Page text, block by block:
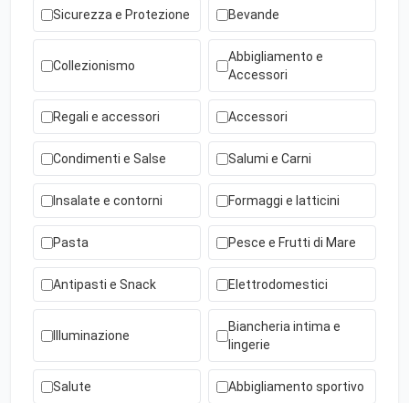
Sicurezza e Protezione Bevande
Collezionismo
Abbigliamento e
Accessori
Regali e accessori Accessori
Condimenti e Salse Salumi e Carni
Insalate e contorni Formaggi e latticini
Pasta Pesce e Frutti di Mare
Antipasti e Snack Elettrodomestici
Illuminazione
Biancheria intima e
lingerie
Salute Abbigliamento sportivo